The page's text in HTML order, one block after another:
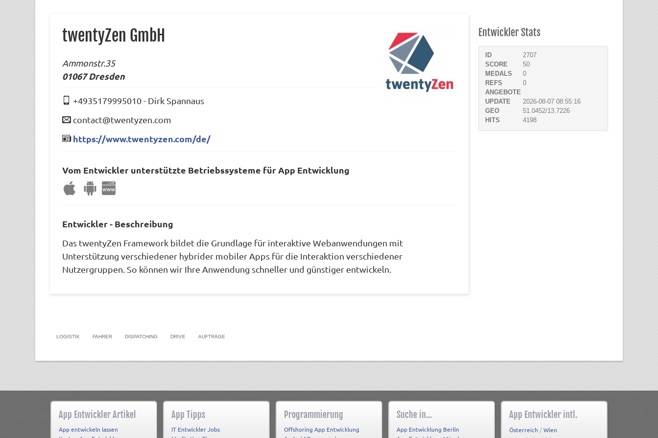
twentyZen GmbH
Ammonstr.35
01067Dresden
+4935179995010- Dirk Spannaus
contact@twentyzen.com
https://www.twentyzen.com/de/
Vom Entwickler unterstützte Betriebssysteme für App Entwicklung
Entwickler - Beschreibung
Das twentyZen Framework bildet die Grundlage für interaktive Webanwendungen mit
Unterstützung verschiedener hybrider mobiler Apps für die Interaktion verschiedener
Nutzergruppen. So können wir Ihre Anwendung schneller und günstiger entwickeln.
Entwickler Stats
ID
2707
SCORE
50
MEDALS
0
REFS
0
ANGEBOTE
UPDATE
2026-08-07 08:55:16
GEO
51.0452/13.7226
HITS
4198
LOGISTIK FAHRER DISPATCHING DRIVE AUFTRÄGE
App Entwickler Artikel
App entwickeln lassen
App Tipps
IT Entwickler Jobs
Programmierung
Offshoring App Entwicklung
Suche in...
App Entwicklung Berlin
App Entwickler intl.
Österreich /Wien